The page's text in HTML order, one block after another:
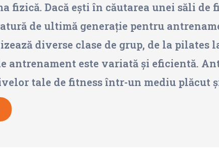
fizică. Dacă ești în căutarea unei săli
de ultimă generație pentru
diverse clase de grup, de la
antrenament este variată și eficientă.
tale de fitness într-un mediu plăcut